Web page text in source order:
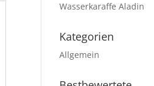
Wasserkaraffe Aladin
Kategorien
Allgemein